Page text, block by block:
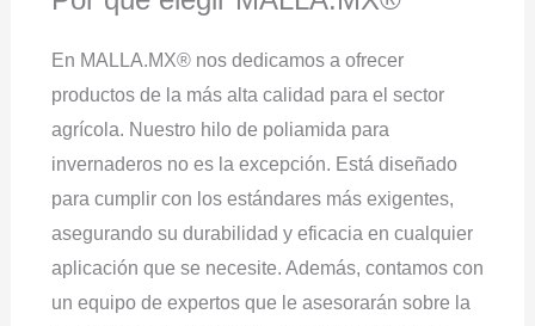
En MALLA.MX® nos dedicamos a ofrecer
productos de la más alta calidad para el sector
agrícola. Nuestro hilo de poliamida para
invernaderos no es la excepción. Está diseñado
para cumplir con los estándares más exigentes,
asegurando su durabilidad y eficacia en cualquier
aplicación que se necesite. Además, contamos con
un equipo de expertos que le asesorarán sobre la